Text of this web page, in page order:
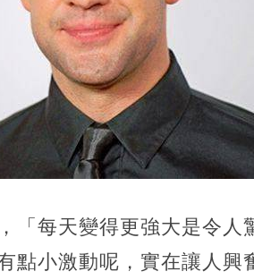
「每天變得更強大是令
點小激動呢，實在讓人